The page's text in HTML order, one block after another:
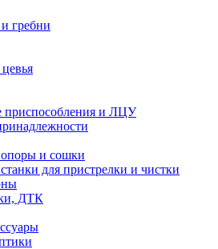
гребни
приспособления и ЛЦУ
и сошки
для пристрелки и чистки
ДТК